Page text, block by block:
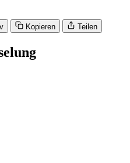
Kopieren Teilen